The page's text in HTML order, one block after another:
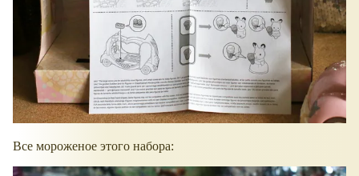
Все мороженое этого набора: